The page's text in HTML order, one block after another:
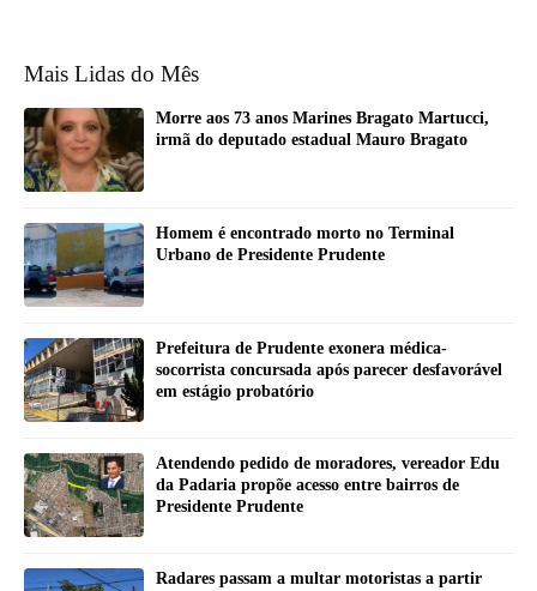
Mais Lidas do Mês
Morre aos 73 anos Marines Bragato Martucci,
irmã do deputado estadual Mauro Bragato
Homem é encontrado morto no Terminal
Urbano de Presidente Prudente
Prefeitura de Prudente exonera médica-
socorrista concursada após parecer desfavorável
em estágio probatório
Atendendo pedido de moradores, vereador Edu
da Padaria propõe acesso entre bairros de
Presidente Prudente
Radares passam a multar motoristas a partir